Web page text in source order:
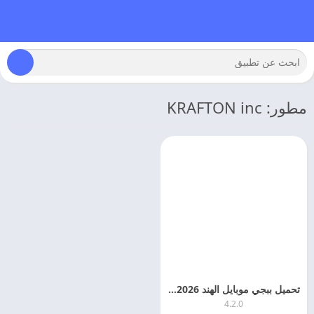
مطور: KRAFTON inc
تحميل ببجي موبايل الهند 2026 Battlegrounds Mobile India اخر اصدار
4.2.0